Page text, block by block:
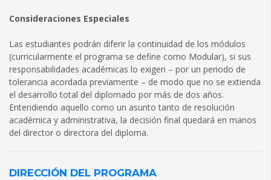
Consideraciones Especiales
Las estudiantes podrán diferir la continuidad de los módulos
(curricularmente el programa se define como Modular), si sus
responsabilidades académicas lo exigen – por un periodo de
tolerancia acordada previamente – de modo que no se extienda
el desarrollo total del diplomado por más de dos años.
Entendiendo aquello como un asunto tanto de resolución
académica y administrativa, la decisión final quedará en manos
del director o directora del diploma.
DIRECCIÓN DEL PROGRAMA